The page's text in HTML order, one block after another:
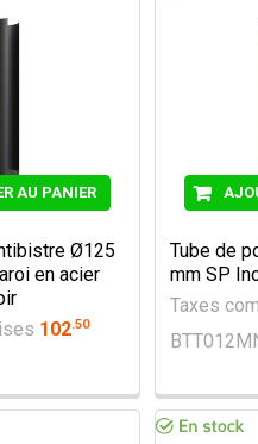
AU PANIER
Ø125
en acier
102.50
Tube de
mm SP
Taxes